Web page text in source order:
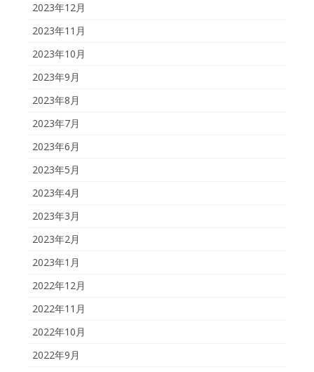
2023年12月
2023年11月
2023年10月
2023年9月
2023年8月
2023年7月
2023年6月
2023年5月
2023年4月
2023年3月
2023年2月
2023年1月
2022年12月
2022年11月
2022年10月
2022年9月